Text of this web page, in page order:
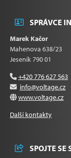
SPRÁVCE
Marek Kačor
Mahenova 638/23
Jeseník 790 01
+420 776 627 563
info@voltage.cz
www.voltage.cz
Další kontakty
SPOJTE SE